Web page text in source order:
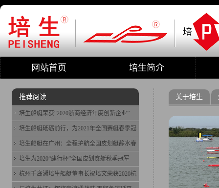
网站首页 培生简介
关于培生
推荐阅读
培生船艇荣获“2020浙商经济年度创新企业”
培生船艇砥砺前行，为2021年全国赛艇春季冠
培生船艇在广州：全程护航全国皮划艇静水春
培生为2020“建行杯”全国皮划赛艇秋季冠军
杭州千岛湖培生船艇董事长祝培文荣获2020杭